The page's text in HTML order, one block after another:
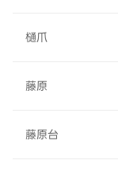
樋爪
藤原
藤原台